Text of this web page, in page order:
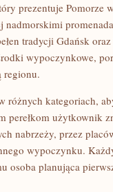
prezentuje Pomorze
nadmorskimi
tradycji Gdańsk
wypoczynkowe,
regionu.
różnych kategoriach,
perełkom użytkownik
nabrzeży, przez
wypoczynku.
osoba planująca